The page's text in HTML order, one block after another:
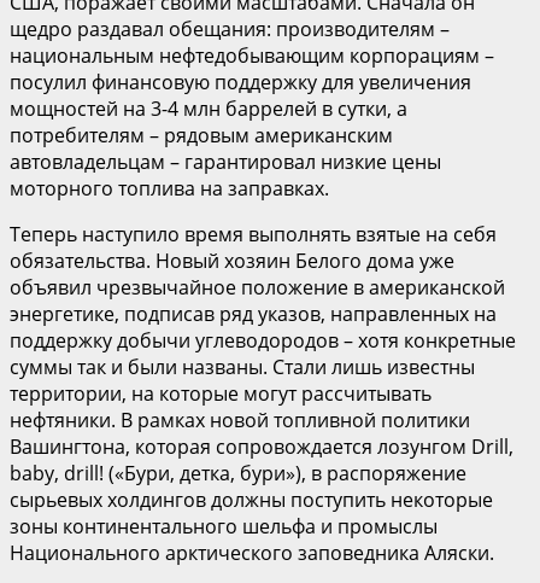
щедро раздавал обещания: производителям –
национальным нефтедобывающим корпорациям –
посулил финансовую поддержку для увеличения
мощностей на 3-4 млн баррелей в сутки, а
потребителям – рядовым американским
автовладельцам – гарантировал низкие цены
моторного топлива на заправках.
Теперь наступило время выполнять взятые на себя
обязательства. Новый хозяин Белого дома уже
объявил чрезвычайное положение в американской
энергетике, подписав ряд указов, направленных на
поддержку добычи углеводородов – хотя конкретные
суммы так и были названы. Стали лишь известны
территории, на которые могут рассчитывать
нефтяники. В рамках новой топливной политики
Вашингтона, которая сопровождается лозунгом Drill,
baby, drill! («Бури, детка, бури»), в распоряжение
сырьевых холдингов должны поступить некоторые
зоны континентального шельфа и промыслы
Национального арктического заповедника Аляски.